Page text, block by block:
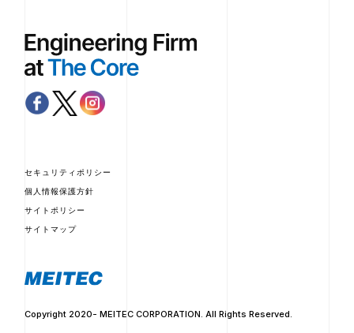
セキュリティポリシー
個人情報保護方針
サイトポリシー
サイトマップ
Copyright 2020- MEITEC CORPORATION. All Rights Reserved.